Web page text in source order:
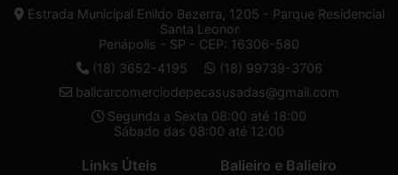
Estrada Municipal Enildo Bezerra, 1205 - Parque Residencial
Santa Leonor
Penápolis - SP - CEP: 16306-580
(18) 3652-4195
(18) 99739-3706
balicarcomerciodepecasusadas@gmail.com
Segunda a Sexta 08:00 até 18:00
Sábado das 08:00 até 12:00
Links Úteis
Balieiro e Balieiro